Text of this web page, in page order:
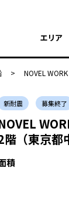
エリア
> NOVEL
新耐震 募集終了
階（東京都
積